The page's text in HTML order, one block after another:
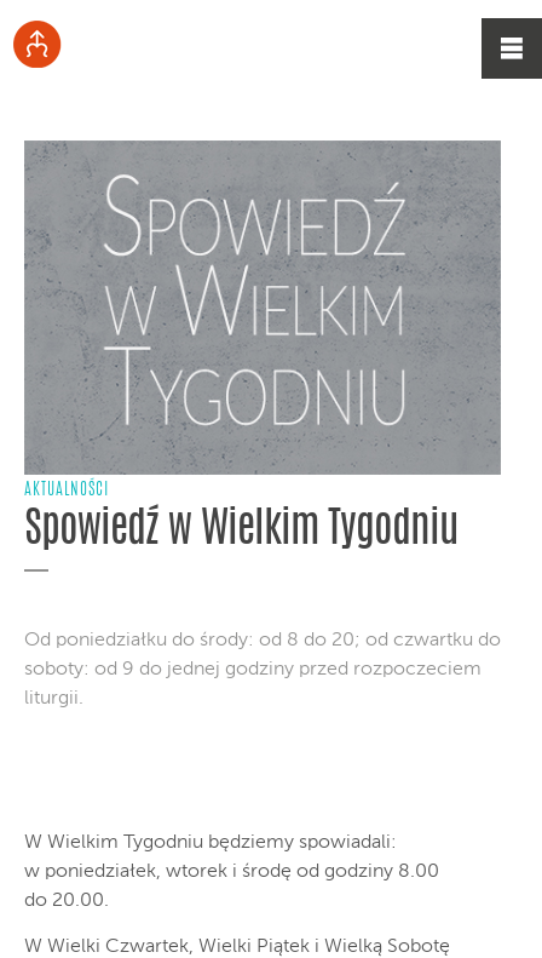
AKTUALNOŚCI
Spowiedź w Wielkim Tygodniu
Od poniedziałku do środy: od 8 do 20; od czwartku do
soboty: od 9 do jednej godziny przed rozpoczeciem
liturgii.
W Wielkim Tygodniu będziemy spowiadali:
w poniedziałek, wtorek i środę od godziny 8.00
do 20.00.
W Wielki Czwartek, Wielki Piątek i Wielką Sobotę